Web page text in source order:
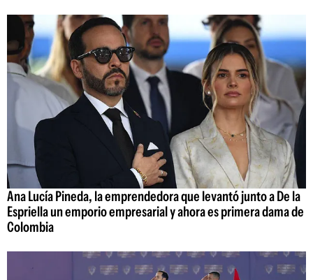
Ana Lucía Pineda, la emprendedora que levantó junto a De la
Espriella un emporio empresarial y ahora es primera dama de
Colombia